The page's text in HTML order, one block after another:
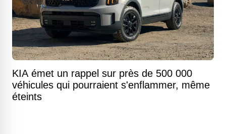
KIA émet un rappel sur près de 500 000
véhicules qui pourraient s'enflammer, même
éteints